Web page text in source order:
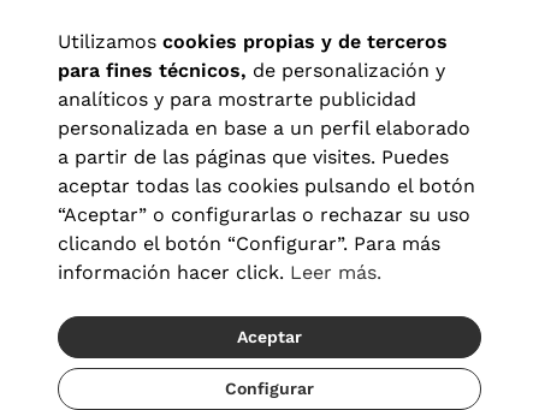
Recíbelo del 23/08 al 25/08
Aviso legal| Política de privacidad Términos y condiciones
Política de cookies|Configuración de cookies
© 2026 Visionlab España
Utilizamos cookies propias y de terceros
para fines técnicos, de personalización y
analíticos y para mostrarte publicidad
personalizada en base a un perfil elaborado
a partir de las páginas que visites. Puedes
aceptar todas las cookies pulsando el botón
“Aceptar” o configurarlas o rechazar su uso
clicando el botón “Configurar”. Para más
información hacer click. Leer más.
Aceptar
Configurar